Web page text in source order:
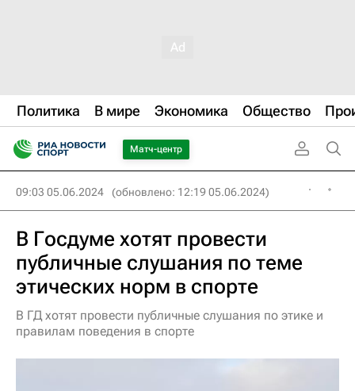
Политика В мире Экономика Общество
Матч-центр
09:03 05.06.2024 (обновлено: 12:19 05.06.2024)
В Госдуме хотят провести
публичные слушания по теме
этических норм в спорте
В ГД хотят провести публичные слушания по этике и
правилам поведения в спорте